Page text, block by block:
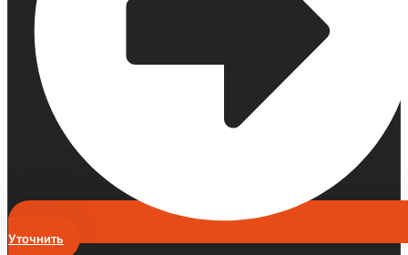
Уточнить